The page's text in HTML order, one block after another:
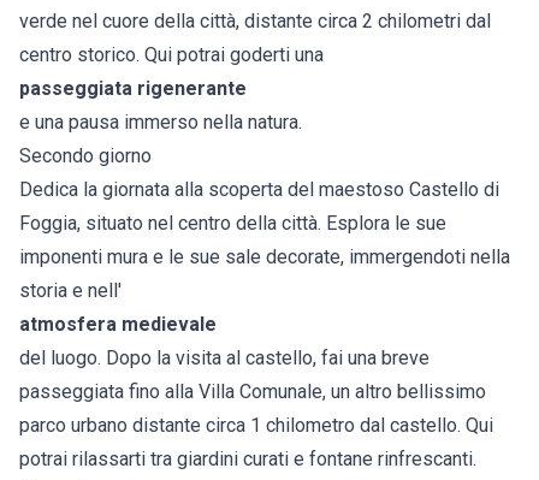
verde nel cuore della città, distante circa 2 chilometri dal
centro storico. Qui potrai goderti una
passeggiata rigenerante
e una pausa immerso nella natura.
Secondo giorno
Dedica la giornata alla scoperta del maestoso Castello di
Foggia, situato nel centro della città. Esplora le sue
imponenti mura e le sue sale decorate, immergendoti nella
storia e nell'
atmosfera medievale
del luogo. Dopo la visita al castello, fai una breve
passeggiata fino alla Villa Comunale, un altro bellissimo
parco urbano distante circa 1 chilometro dal castello. Qui
potrai rilassarti tra giardini curati e fontane rinfrescanti.